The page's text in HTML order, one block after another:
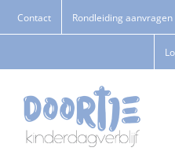
naar
Contact Rondleiding aanvragen